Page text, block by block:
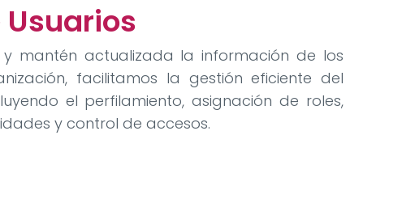
y mantén actualizada la información de los
facilitamos la gestión eficiente del
el perfilamiento, asignación de roles,
y control de accesos.